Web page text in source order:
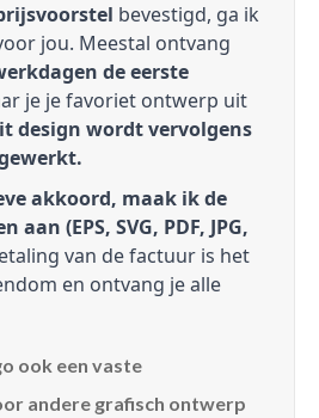
bevestigd, ga ik
jou. Meestal ontvang
de eerste
je je favoriet ontwerp uit
design wordt vervolgens
akkoord, maak ik de
aan (EPS, SVG, PDF, JPG,
van de factuur is het
en ontvang je alle
ook een vaste
andere grafisch ontwerp